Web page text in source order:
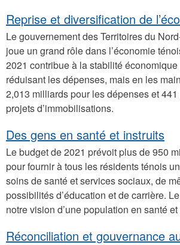
Reprise et diversification de
Le gouvernement des Territoires du
joue un grand rôle dans l’économie
2021 contribue à la stabilité
réduisant les dépenses, mais en les
2,013 milliards pour les dépenses et
projets d’immobilisations.
Des gens en santé et instruits
Le budget de 2021 prévoit plus de 950
pour fournir à tous les résidents ténois
soins de santé et services sociaux, de
possibilités d’éducation et de carrière.
notre vision d’une population en santé
Réconciliation et gouvernance